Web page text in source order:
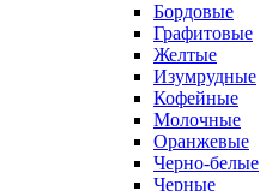
Бордовые
Графитовые
Желтые
Изумрудные
Кофейные
Молочные
Оранжевые
Черно-белые
Черные